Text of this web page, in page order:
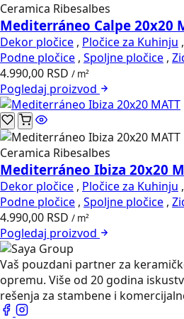
Ceramica Ribesalbes
Mediterráneo Calpe 20x20
Dekor pločice , Pločice za Kuhinju ,
Podne pločice , Spoljne pločice ,
4.990,00 RSD / m²
Pogledaj proizvod
Ceramica Ribesalbes
Mediterráneo Ibiza 20x20
Dekor pločice , Pločice za Kuhinju ,
Podne pločice , Spoljne pločice ,
4.990,00 RSD / m²
Pogledaj proizvod
Vaš pouzdani partner za
opremu. Više od 20 godina
rešenja za stambene i